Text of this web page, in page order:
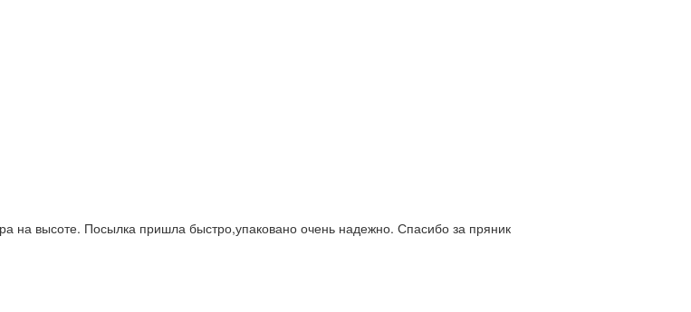
на высоте. Посылка пришла быстро,упаковано очень надежно. Спасибо за пряник